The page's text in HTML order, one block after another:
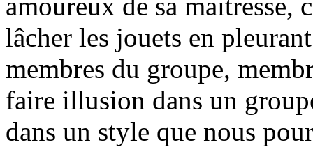
lâcher les jouets en
membres du groupe,
faire illusion dans un
dans un style que nous